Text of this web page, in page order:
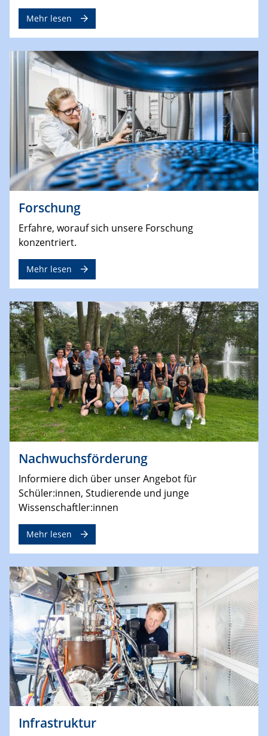
Mehr lesen
Forschung
Erfahre, worauf sich unsere Forschung
konzentriert.
Mehr lesen
Nachwuchsförderung
Informiere dich über unser Angebot für
Schüler:innen, Studierende und junge
Wissenschaftler:innen
Mehr lesen
Infrastruktur